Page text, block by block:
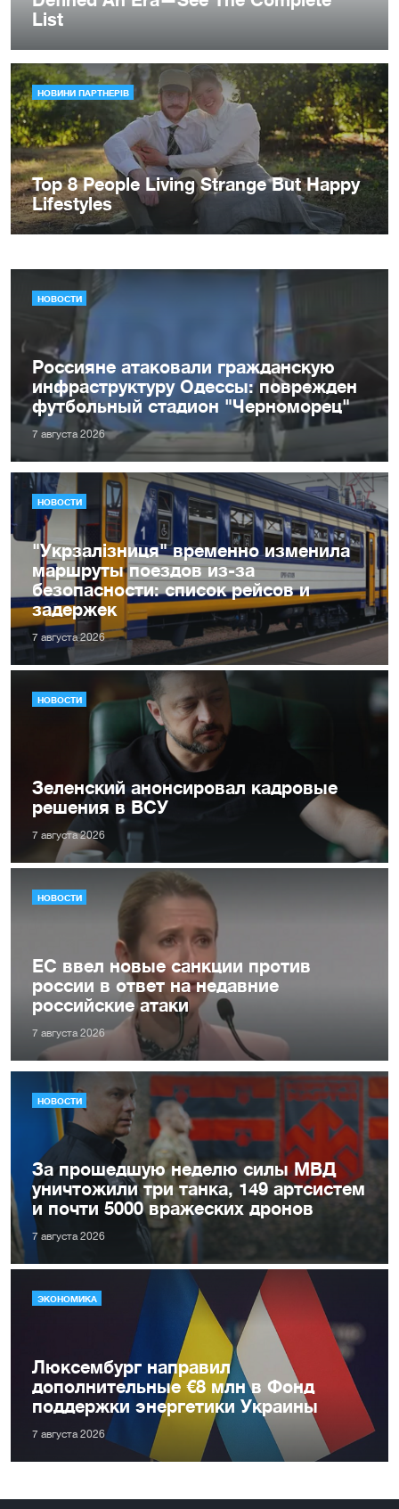
НОВОСТИ
Россияне атаковали гражданскую
инфраструктуру Одессы: поврежден
футбольный стадион "Черноморец"
7 августа 2026
НОВОСТИ
"Укрзалізниця" временно изменила
маршруты поездов из-за
безопасности: список рейсов и
задержек
7 августа 2026
НОВОСТИ
Зеленский анонсировал кадровые
решения в ВСУ
7 августа 2026
НОВОСТИ
ЕС ввел новые санкции против
россии в ответ на недавние
российские атаки
7 августа 2026
НОВОСТИ
За прошедшую неделю силы МВД
уничтожили три танка, 149 артсистем
и почти 5000 вражеских дронов
7 августа 2026
ЭКОНОМИКА
Люксембург направил
дополнительные €8 млн в Фонд
поддержки энергетики Украины
7 августа 2026